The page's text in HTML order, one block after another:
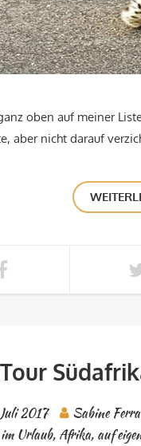
oben auf meiner
aber nicht darauf
2017 Sabine
Urlaub, Afrika, auf